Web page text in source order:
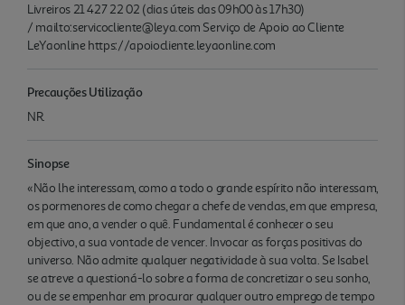
Livreiros 21 427 22 02 (dias úteis das 09h00 às 17h30)
/ mailto:servicocliente@leya.com Serviço de Apoio ao Cliente
LeYaonline https://apoiocliente.leyaonline.com
Precauções Utilização
NR.
Sinopse
«Não lhe interessam, como a todo o grande espírito não interessam,
os pormenores de como chegar a chefe de vendas, em que empresa,
em que ano, a vender o quê. Fundamental é conhecer o seu
objectivo, a sua vontade de vencer. Invocar as forças positivas do
universo. Não admite qualquer negatividade à sua volta. Se Isabel
se atreve a questioná-lo sobre a forma de concretizar o seu sonho,
ou de se empenhar em procurar qualquer outro emprego de tempo